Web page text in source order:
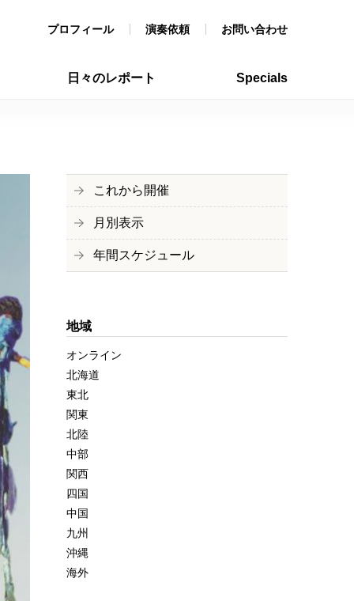
プロフィール 演奏依頼 お問い合わせ
日々のレポート Specials
これから開催
月別表示
年間スケジュール
地域
オンライン
北海道
東北
関東
北陸
中部
関西
四国
中国
九州
沖縄
海外